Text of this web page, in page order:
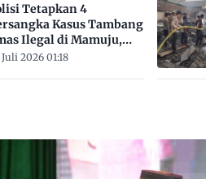
Tetapkan 4
Kasus Tambang
Ilegal di Mamuju,
ASN
2026 01:18